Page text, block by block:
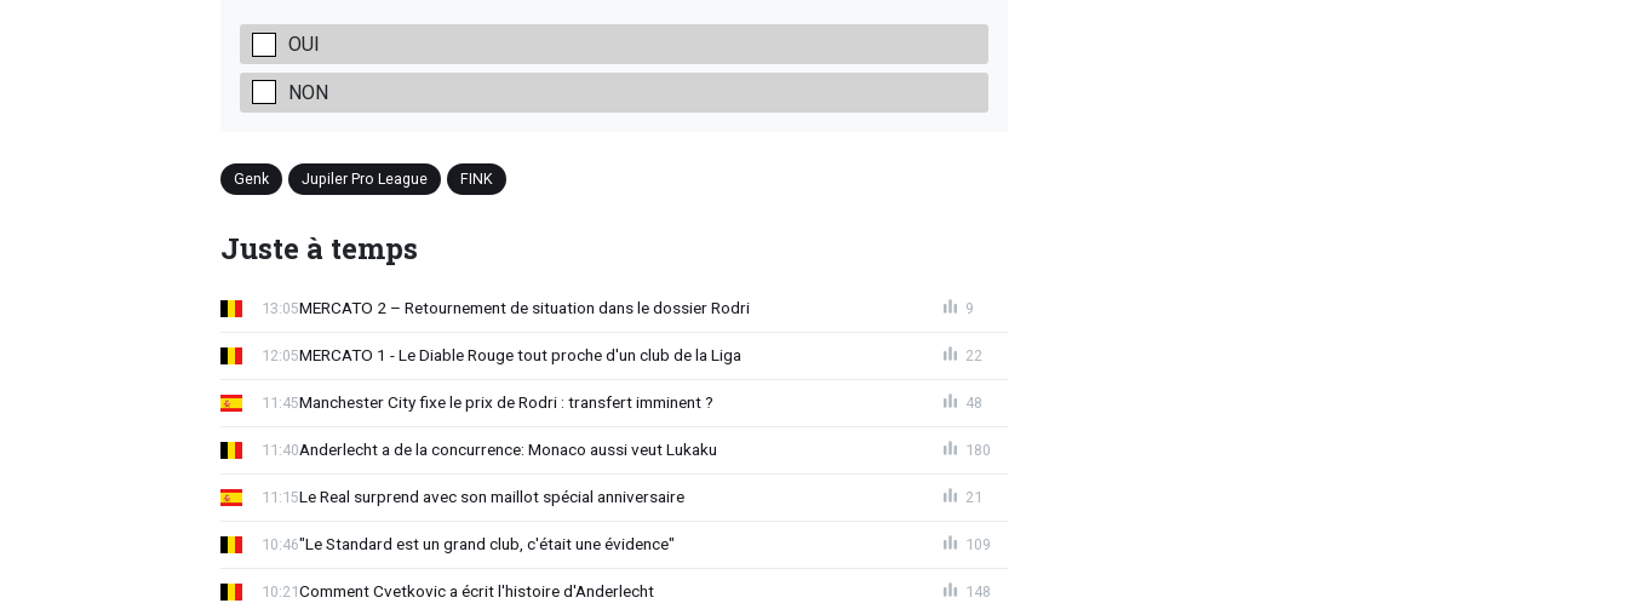
OUI
NON
Genk Jupiler Pro League FINK
Juste à temps
MERCATO 2 – Retournement de situation dans le dossier Rodri
13:05 9
MERCATO 1 - Le Diable Rouge tout proche d'un club de la Liga
12:05 22
Manchester City fixe le prix de Rodri : transfert imminent ?
11:45 48
Anderlecht a de la concurrence: Monaco aussi veut Lukaku
11:40 180
Le Real surprend avec son maillot spécial anniversaire
11:15 21
"Le Standard est un grand club, c'était une évidence"
10:46 109
Comment Cvetkovic a écrit l'histoire d'Anderlecht
10:21 148